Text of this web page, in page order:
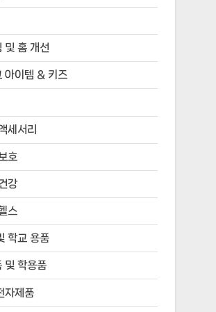
및 홈 개선
아이템 & 키즈
세서리
호
강
스
학교 용품
및 학용품
자제품